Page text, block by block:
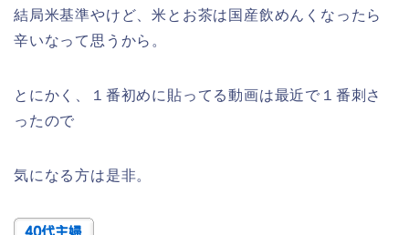
結局米基準やけど、米とお茶は国産飲めんくなったら
辛いなって思うから。
とにかく、１番初めに貼ってる動画は最近で１番刺さ
ったので
気になる方は是非。